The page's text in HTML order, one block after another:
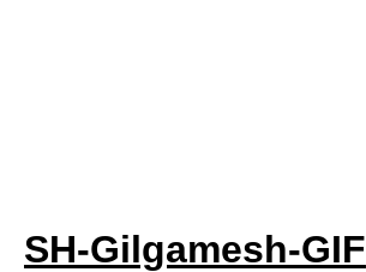
SH-Gilgamesh-GIF